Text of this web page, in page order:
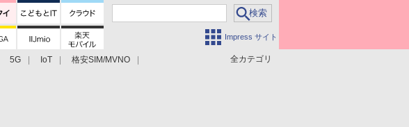
Impress サイト
全カテゴリ
5G IoT
格安SIM/MVNO